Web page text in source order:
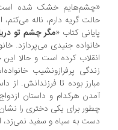
خشک شده است،
گریه دارم، ناله می‌کنم، اما
کتاب « مگر چشم تو دریاست»
جنیدی می‌پردازد.
کرده است و حالا این
پرفرازونشیب خانواده‌اش
بوده تا فرزندانش. از داستان
هرکدام و داستان ازدواج و
برای یکی دختری را نشان کرد
به سیاه و سفید نمی‌زد، اما